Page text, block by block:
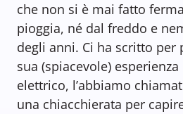
che non si è mai fatto
pioggia, né dal freddo e
degli anni. Ci ha scritto per
sua (spiacevole)
elettrico, l’abbiamo
una chiacchierata per